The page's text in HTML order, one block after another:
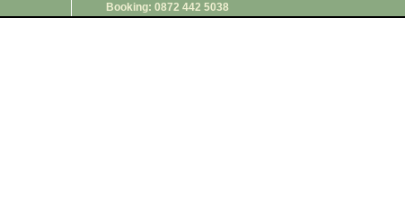
Booking: 0872 442 5038